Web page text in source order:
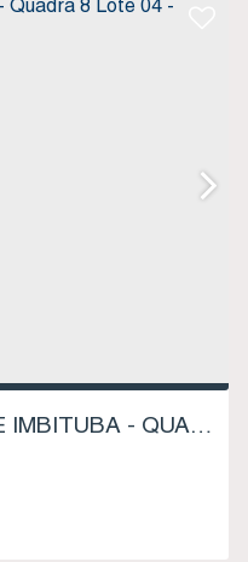
TERRENO NO BOSQUE IMBITUBA - QUADRA 8 LOTE 04 - SAMBAQUI - IMBITUBA SC